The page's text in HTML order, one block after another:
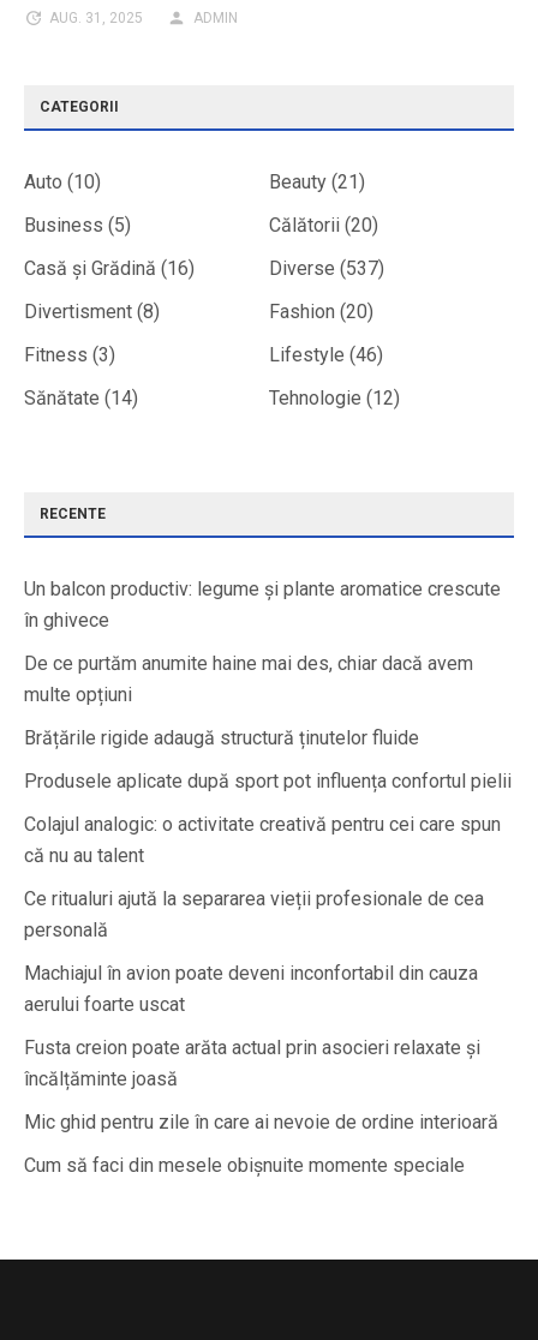
AUG. 31, 2025 ADMIN
CATEGORII
Auto (10) Beauty (21)
Business (5) Călătorii (20)
Casă și Grădină (16) Diverse (537)
Divertisment (8) Fashion (20)
Fitness (3) Lifestyle (46)
Sănătate (14) Tehnologie (12)
RECENTE
Un balcon productiv: legume și plante aromatice crescute
în ghivece
De ce purtăm anumite haine mai des, chiar dacă avem
multe opțiuni
Brățările rigide adaugă structură ținutelor fluide
Produsele aplicate după sport pot influența confortul pielii
Colajul analogic: o activitate creativă pentru cei care spun
că nu au talent
Ce ritualuri ajută la separarea vieții profesionale de cea
personală
Machiajul în avion poate deveni inconfortabil din cauza
aerului foarte uscat
Fusta creion poate arăta actual prin asocieri relaxate și
încălțăminte joasă
Mic ghid pentru zile în care ai nevoie de ordine interioară
Cum să faci din mesele obișnuite momente speciale